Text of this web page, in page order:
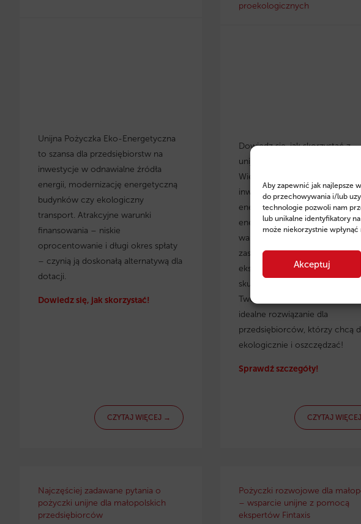
Aby zapewnić jak najlepsze
do przechowywania i/lub
technologie pozwoli nam
lub unikalne identyfikatory
może niekorzystnie
Akceptuj
Unijna Pożyczka Eko-Energetyczna
to szansa dla przedsiębiorstw na
inwestycje w odnawialne źródła
energii, modernizację energetyczną
budynków czy ekologiczny
transport. Atrakcyjne warunki
finansowania – niskie
oprocentowanie i długi okres spłaty
– czynią ją doskonałą alternatywą dla
dotacji.
Dowiedz się, jak skorzystać!
CZYTAJ WIĘCEJ →
proekologicznych
Dowiedz się, jak skorzystać z
unijnych eko pożyczek w
Wielkopolsce
inwestycje w OZE,
energetyczną czy zakup
energooszczędnego sprzętu.
warunki finansowania, przykłady
zastosowań oraz sprawdź, jak
eksperci Fintaxis mogą pomóc
skutecznie zdobyć środki na
Twojej firmy. Eko pożyczka to
idealne rozwiązanie dla
przedsiębiorców, którzy chcą
ekologicznie i oszczędzać!
Sprawdź szczegóły!
CZYTAJ
Najczęściej zadawane pytania o
pożyczki unijne dla małopolskich
przedsiębiorców
Pożyczki rozwojowe dla
– wsparcie unijne z pomocą
ekspertów Fintaxis